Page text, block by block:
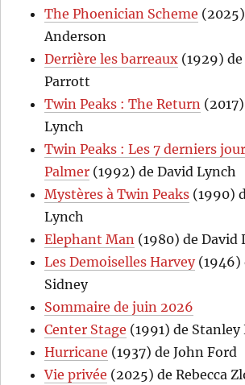
The Phoenician Scheme
Anderson
Derrière les barreaux (1929) de
Parrott
Twin Peaks : The Return
Lynch
Twin Peaks : Les 7 derniers
Palmer (1992) de David Lynch
Mystères à Twin Peaks (1990)
Lynch
Elephant Man (1980) de David
Les Demoiselles Harvey(1946)
Sidney
Sommaire de juin 2026
Center Stage (1991) de Stanley
Hurricane (1937) de John Ford
Vie privée (2025) de Rebecca